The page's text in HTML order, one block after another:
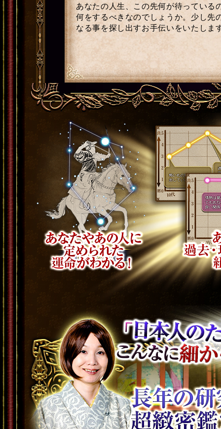
あなたの人生、この先何が待ってい
何をするべきなのでしょうか。少し先
なる事を探し出すお手伝いをいたしま